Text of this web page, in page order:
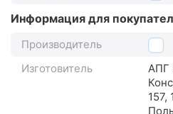
Информация для
Производитель
2k
Изготовитель
АПГ
157,